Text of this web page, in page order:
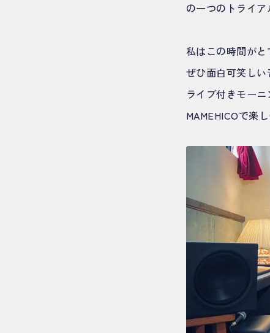
の一つのトライア
私はこの時間がと
ぜひ面白可笑しい
ライブ付きモーニ
MAMEHICOで楽